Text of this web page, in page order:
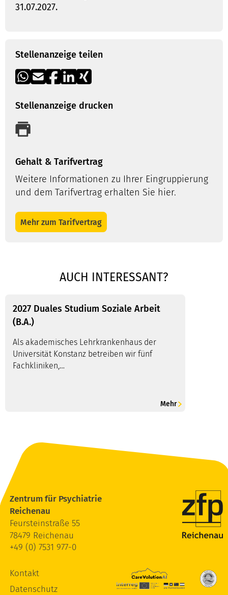
31.07.2027.
Stellenanzeige teilen
Stellenanzeige drucken
Gehalt & Tarifvertrag
Weitere Informationen zu Ihrer Eingruppierung
und dem Tarifvertrag erhalten Sie hier.
Mehr zum Tarifvertrag
Mit dem Laden der Karte akzeptieren Sie die
Datenschutzerklärung von Google Maps.
laden
Maps
Routenplaner
AUCH INTERESSANT?
2027 Duales Studium Soziale Arbeit
(B.A.)
Als akademisches Lehrkrankenhaus der
Universität Konstanz betreiben wir fünf
Fachkliniken,…
Mehr
Zentrum für Psychiatrie
Reichenau
Feursteinstraße 55
78479 Reichenau
+49 (0) 7531 977-0
Kontakt
Datenschutz